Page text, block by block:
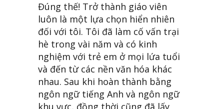
Đúng thế! Trở thành giáo viên
luôn là một lựa chọn hiển nhiên
đối với tôi. Tôi đã làm cố vấn trại
hè trong vài năm và có kinh
nghiệm với trẻ em ở mọi lứa tuổi
và đến từ các nền văn hóa khác
nhau. Sau khi hoàn thành bằng
ngôn ngữ tiếng Anh và ngôn ngữ
khu vực, đồng thời cũng đã lấy